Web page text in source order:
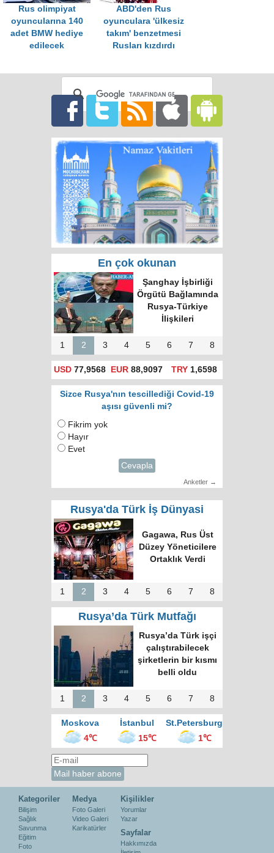
Rus olimpiyat
oyuncularına 140
adet BMW hediye
edilecek
ABD'den Rus
oyunculara 'ülkesiz
takım' benzetmesi
Rusları kızdırdı
En çok okunan
Şanghay İşbirliği
Örgütü Bağlamında
Rusya-Türkiye
İlişkileri
1 2 3 4 5 6 7 8
USD 77,9568 EUR 88,9097 TRY1,6598
Sizce Rusya'nın tescillediği Covid-19
aşısı güvenli mi?
Fikrim yok
Hayır
Evet
Cevapla
Anketler →
Rusya'da Türk İş Dünyasi
Gagawa, Rus Üst
Düzey Yöneticilere
Ortaklık Verdi
1 2 3 4 5 6 7 8
Rusya’da Türk Mutfağı
Rusya’da Türk işçi
çalıştırabilecek
şirketlerin bir kısmı
belli oldu
1 2 3 4 5 6 7 8
Moskova İstanbul
St.Petersburg
4℃
15℃ 1℃
Kategoriler
Bilişim
Sağlık
Savunma
Eğitim
Foto
Medya
Foto Galeri
Video Galeri
Karikatürler
Kişilikler
Yorumlar
Yazar
Sayfalar
Hakkımızda